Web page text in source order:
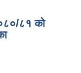
०८०/८१ को